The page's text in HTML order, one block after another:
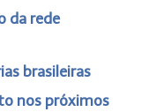
da rede
brasileiras
nos próximos